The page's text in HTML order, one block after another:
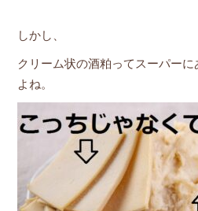
しかし、
クリーム状の酒粕ってスーパー
よね。